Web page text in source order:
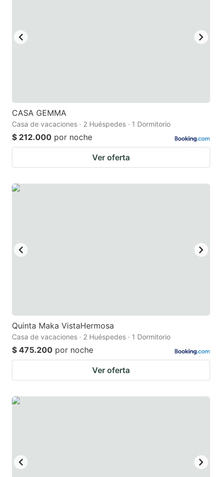
CASA GEMMA
Casa de vacaciones · 2 Huéspedes · 1 Dormitorio
$ 212.000 por noche
Ver oferta
Quinta Maka VistaHermosa
Casa de vacaciones · 2 Huéspedes · 1 Dormitorio
$ 475.200 por noche
Ver oferta